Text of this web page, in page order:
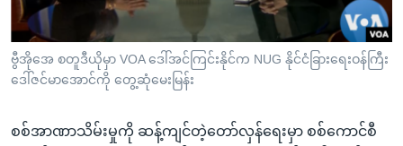
ကျော်
ကြည့်
ရန်
ရန်
ဗွီအိုအေ လူမှုကွန်ယက်များ
ဗွီအိုအေ စတူဒီယိုမှာ VOA ဒေါ်အင်ကြင်းနိုင်က NUG နိုင်ငံခြားရေးဝန်ကြီး
ဒေါ်ဇင်မာအောင်ကို တွေ့ဆုံမေးမြန်း
စစ်အာဏာသိမ်းမှုကို ဆန့်ကျင်တဲ့တော်လှန်ရေးမှာ စစ်ကောင်စီ